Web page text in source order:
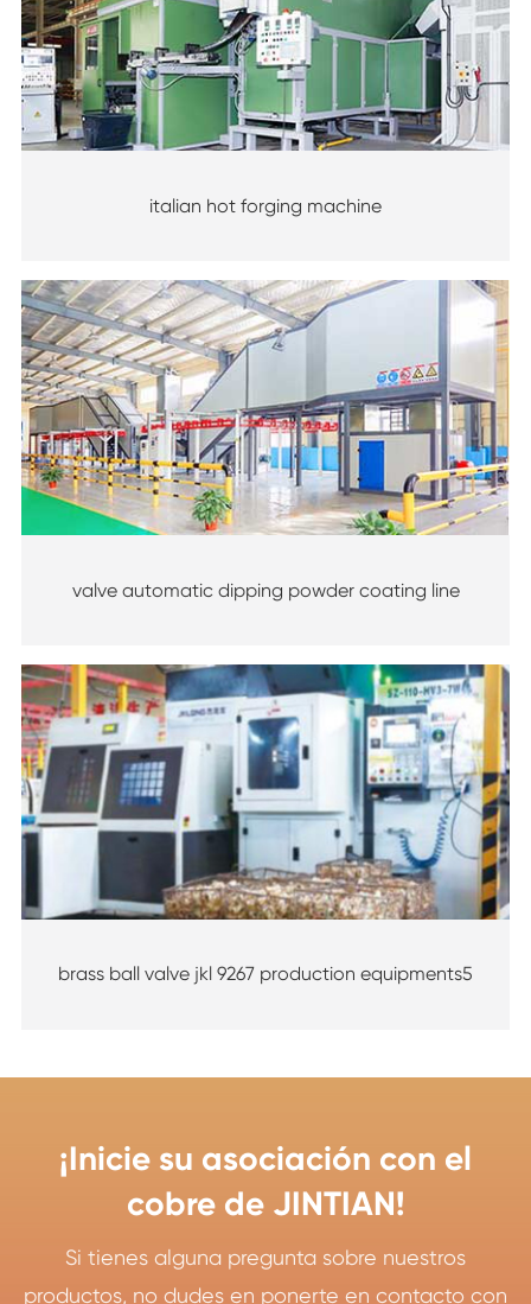
italian hot forging machine
valve automatic dipping powder coating line
brass ball valve jkl 9267 production equipments5
¡Inicie su asociación con el
cobre de JINTIAN!
Si tienes alguna pregunta sobre nuestros
productos, no dudes en ponerte en contacto con